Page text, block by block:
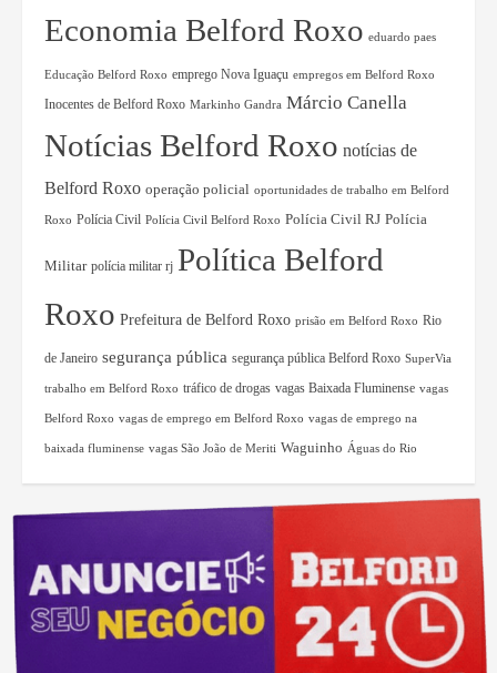
Economia Belford Roxo eduardo paes
Educação Belford Roxo emprego Nova Iguaçu empregos em Belford Roxo
Inocentes de Belford Roxo Markinho Gandra Márcio Canella
Notícias Belford Roxo notícias de
Belford Roxo operação policial oportunidades de trabalho em Belford
Roxo Polícia Civil Polícia Civil Belford Roxo Polícia Civil RJ Polícia
Militar polícia militar rj Política Belford
Roxo Prefeitura de Belford Roxo prisão em Belford Roxo Rio
de Janeiro segurança pública segurança pública Belford Roxo SuperVia
trabalho em Belford Roxo tráfico de drogas vagas Baixada Fluminense vagas
Belford Roxo vagas de emprego em Belford Roxo vagas de emprego na
baixada fluminense vagas São João de Meriti Waguinho Águas do Rio